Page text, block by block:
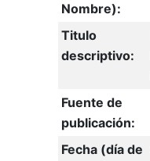
Nombre):
Titulo
descriptivo:
Fuente de
publicación:
Fecha (día de